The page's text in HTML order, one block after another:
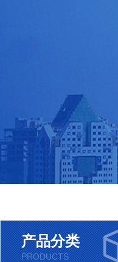
产品分类
PRODUCTS